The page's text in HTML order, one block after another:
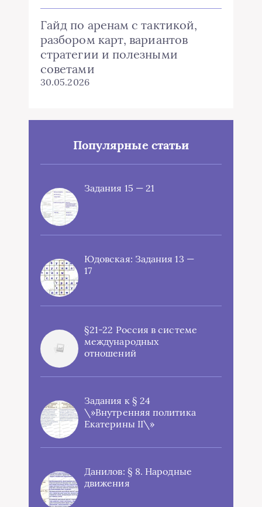
Гайд по аренам с тактикой,
разбором карт, вариантов
стратегии и полезными
советами
30.05.2026
Популярные статьи
Задания 15 — 21
Юдовская: Задания 13 —
17
§21-22 Россия в системе
международных
отношений
Задания к § 24
\»Внутренняя политика
Екатерины II\»
Данилов: § 8. Народные
движения